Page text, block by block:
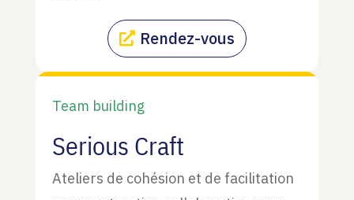
Rendez-vous
Team building
Serious Craft
Ateliers de cohésion et de facilitation